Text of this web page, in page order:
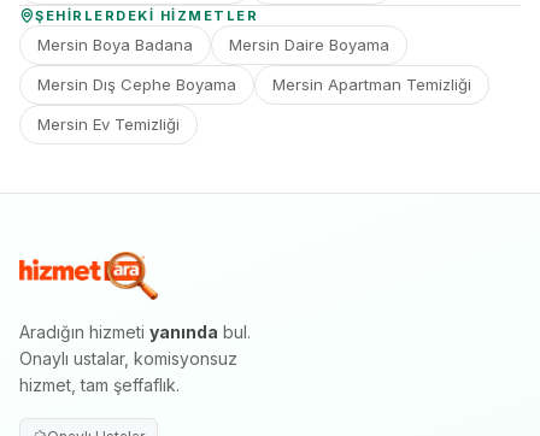
ŞEHIRLERDEKI HIZMETLER
Mersin Boya Badana Mersin Daire Boyama
Mersin Dış Cephe Boyama Mersin Apartman Temizliği
Mersin Ev Temizliği
Aradığın hizmeti yanında bul.
Onaylı ustalar, komisyonsuz
hizmet, tam şeffaflık.